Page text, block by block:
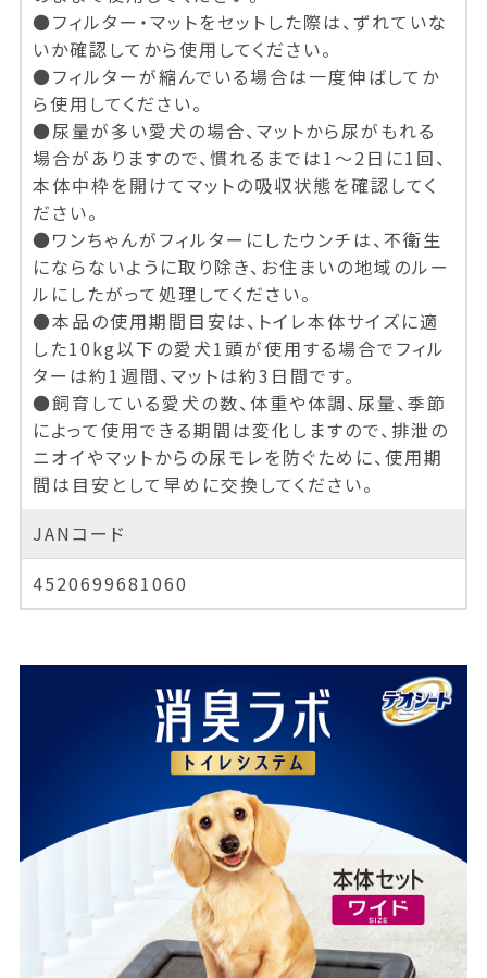
●フィルター・マットをセットした際は、ずれていな
いか確認してから使用してください。
●フィルターが縮んでいる場合は一度伸ばしてか
ら使用してください。
●尿量が多い愛犬の場合、マットから尿がもれる
場合がありますので、慣れるまでは1～2日に1回、
本体中枠を開けてマットの吸収状態を確認してく
ださい。
●ワンちゃんがフィルターにしたウンチは、不衛生
にならないように取り除き、お住まいの地域のルー
ルにしたがって処理してください。
●本品の使用期間目安は、トイレ本体サイズに適
した10kg以下の愛犬1頭が使用する場合でフィル
ターは約1週間、マットは約3日間です。
●飼育している愛犬の数、体重や体調、尿量、季節
によって使用できる期間は変化しますので、排泄の
ニオイやマットからの尿モレを防ぐために、使用期
間は目安として早めに交換してください。
JANコード
4520699681060